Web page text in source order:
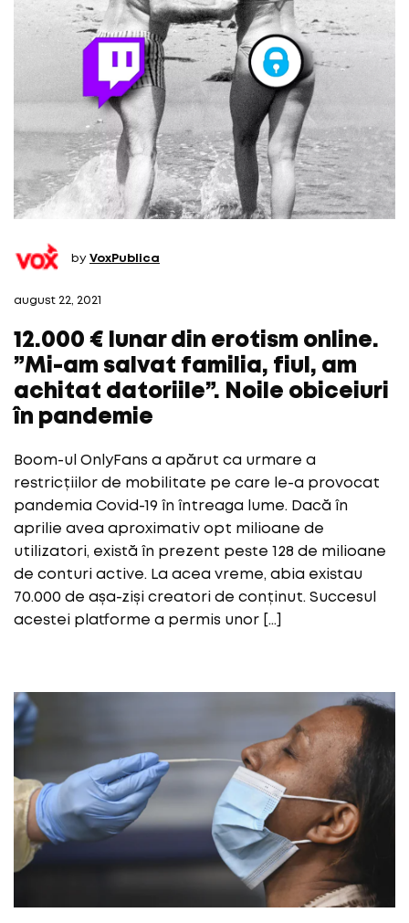
by VoxPublica
august 22, 2021
12.000 € lunar din erotism online.
”Mi-am salvat familia, fiul, am
achitat datoriile”. Noile obiceiuri
în pandemie
Boom-ul OnlyFans a apărut ca urmare a
restricțiilor de mobilitate pe care le-a provocat
pandemia Covid-19 în întreaga lume. Dacă în
aprilie avea aproximativ opt milioane de
utilizatori, există în prezent peste 128 de milioane
de conturi active. La acea vreme, abia existau
70.000 de așa-ziși creatori de conținut. Succesul
acestei platforme a permis unor […]